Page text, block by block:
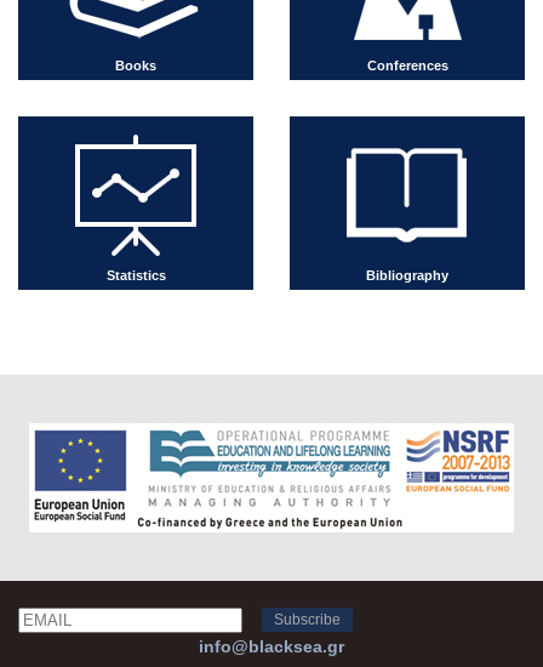
Books Conferences
Statistics Bibliography
Email
Name
info@blacksea.gr